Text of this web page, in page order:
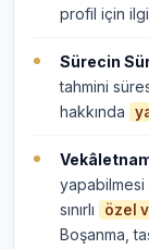
profil için
Sürecin
tahmini
hakkında
yapabilmesi
sınırlı
özel
Boşanma,